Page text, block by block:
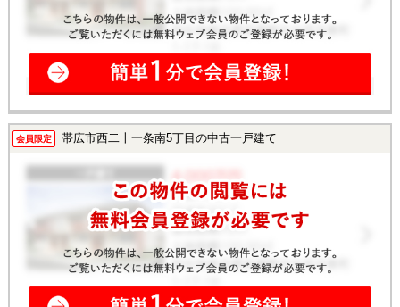
会員限定 帯広市西二十一条南5丁目の中古一戸建て